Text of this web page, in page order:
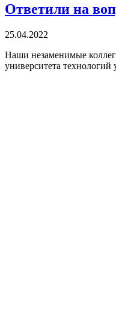
Ответили на
25.04.2022
Наши незаменимые
университета